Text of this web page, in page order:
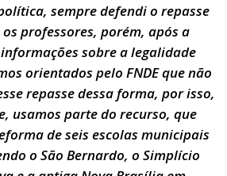
sempre defendi o repasse
professores, porém, após a
sobre a legalidade
orientados pelo FNDE que não
repasse dessa forma, por isso,
usamos parte do recurso, que
de seis escolas municipais
o São Bernardo, o Simplício